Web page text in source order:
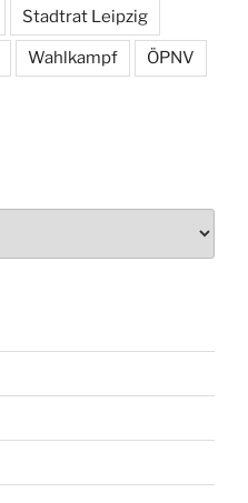
Stadtrat Leipzig
Wahlkampf ÖPNV